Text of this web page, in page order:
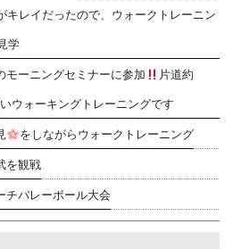
キレイだったので、ウォークトレーニン
学
モーニングセミナーに参加 片道約
ウォーキングトレーニングです
をしながらウォークトレーニング
を観戦
チバレーボール大会